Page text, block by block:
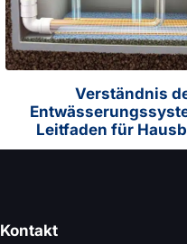
Verständnis
Leitfaden für
Kontakt